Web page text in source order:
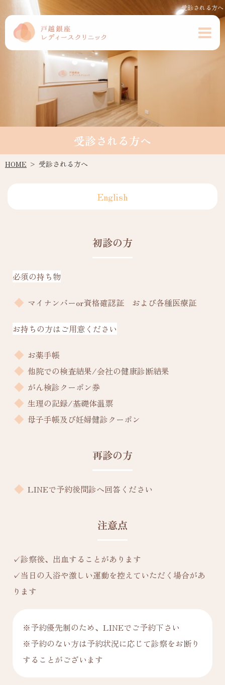
受診される方へ
受診される方へ
HOME 受診される方へ
English
初診の方
必須の持ち物
マイナンバーor資格確認証 および各種医療証
お持ちの方はご用意ください
お薬手帳
他院での検査結果/会社の健康診断結果
がん検診クーポン券
生理の記録/基礎体温票
母子手帳及び妊婦健診クーポン
再診の方
LINEで予約後問診へ回答ください
注意点
✓診察後、出血することがあります
✓当日の入浴や激しい運動を控えていただく場合があ
ります
※予約優先制のため、LINEでご予約下さい
※予約のない方は予約状況に応じて診察をお断り
することがございます